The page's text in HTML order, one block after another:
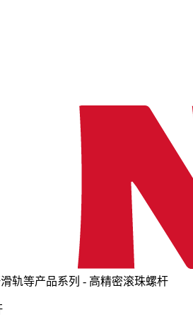
轨等产品系列 - 高精密滚珠螺杆